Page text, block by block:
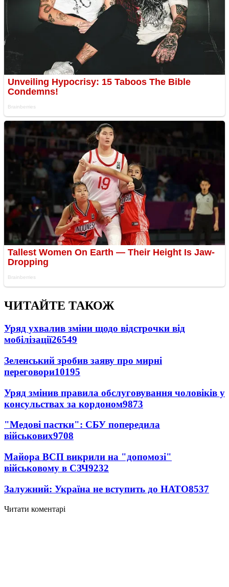
ЧИТАЙТЕ ТАКОЖ
Уряд ухвалив зміни щодо відстрочки від
мобілізації26549
Зеленський зробив заяву про мирні
переговори10195
Уряд змінив правила обслуговування чоловіків у
консульствах за кордоном9873
"Медові пастки": СБУ попередила
військових9708
Майора ВСП викрили на "допомозі"
військовому в СЗЧ9232
Залужний: Україна не вступить до НАТО8537
Читати коментарі